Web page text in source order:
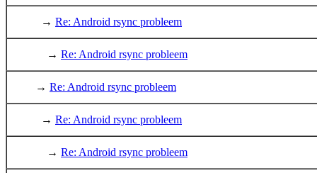
→ Re: Android rsync probleem
→ Re: Android rsync probleem
→ Re: Android rsync probleem
→ Re: Android rsync probleem
→ Re: Android rsync probleem